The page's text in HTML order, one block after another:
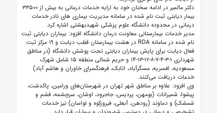
دکتر مالمیر در ادامه سخنان خود به ارایه خدمات درمانی به بیش از ۳۳۵۰۰
بیمار دیابتی ثبت نام شده در سامانه مدیریت بیماری های نادر خدمات
درمانی در محدوده دانشگاه علوم پزشکی شهیدبهشتی اشاره کرد.
مدیر خدمات بیمارستانی معاونت درمان دانشگاه افزود: بیماران دیابتی ثبت
نام شده در سامانه RDA
در هشت بیمارستان قطب دیابت و ۱۹ مرکز ثبت
فعال دیابت برای پایش بیماران دیابتی تحت پوشش دانشگاه (در مناطق
شهرداری ۱-۳-۴-۷-۸-۱۲-۱۳-۱۴ و حریم شمالی منطقه ۱۵ شامل شهرک
مسعودیه، افسریه، مسگرآباد، اتابک، فرهنگسرای خاوران و هاشم آباد)
خدمات دریافت می‌کنند.
وی افزود: علاوه بر مناطق شهر تهران در شهرستان‌های ورامین، پاکدشت،
پیشوا، شمیرانات (بومهن، پردیس، جاجرود، اوشان، سرچشمه، فشم و
شمشک) و دماوند (رودهن، آبعلی، فیروزکوه و لواسان) نیز خدمات